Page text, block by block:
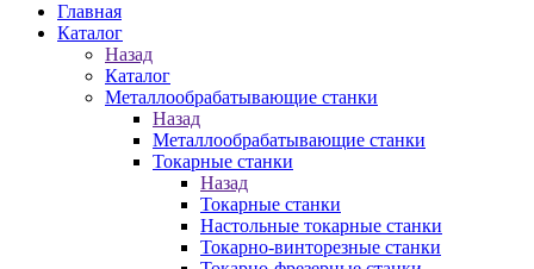
Главная
Каталог
Назад
Каталог
Металлообрабатывающие станки
Назад
Металлообрабатывающие станки
Токарные станки
Назад
Токарные станки
Настольные токарные станки
Токарно-винторезные станки